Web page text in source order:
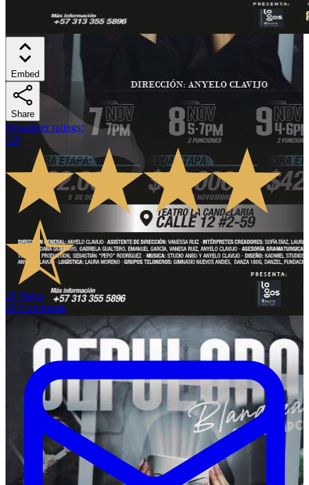
Embed
Share
Organizer ratings:
4.9
28 Rates
20 Comments